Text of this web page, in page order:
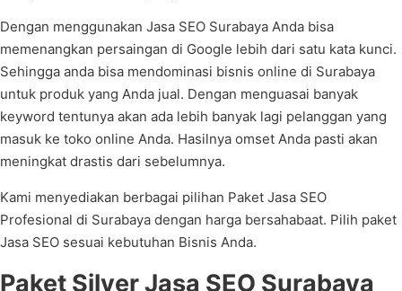
Dengan menggunakan Jasa SEO Surabaya Anda bisa
memenangkan persaingan di Google lebih dari satu kata kunci.
Sehingga anda bisa mendominasi bisnis online di Surabaya
untuk produk yang Anda jual. Dengan menguasai banyak
keyword tentunya akan ada lebih banyak lagi pelanggan yang
masuk ke toko online Anda. Hasilnya omset Anda pasti akan
meningkat drastis dari sebelumnya.
Kami menyediakan berbagai pilihan Paket Jasa SEO
Profesional di Surabaya dengan harga bersahabaat. Pilih paket
Jasa SEO sesuai kebutuhan Bisnis Anda.
Paket Silver Jasa SEO Surabaya